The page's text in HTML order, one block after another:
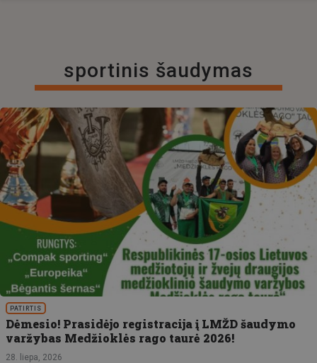
sportinis šaudymas
PATIRTIS
Dėmesio! Prasidėjo registracija į LMŽD šaudymo
varžybas Medžioklės rago taurė 2026!
28. liepa, 2026